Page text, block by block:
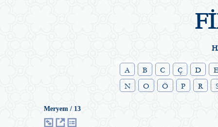
A B C Ç D
N
O Ö P R
Meryem / 13